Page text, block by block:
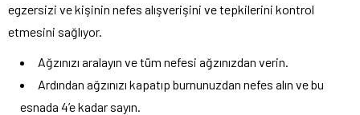
egzersizi ve kişinin nefes alışverişini ve tepkilerini kontrol
etmesini sağlıyor.
Ağzınızı aralayın ve tüm nefesi ağzınızdan verin.
Ardından ağzınızı kapatıp burnunuzdan nefes alın ve bu
esnada 4’e kadar sayın.